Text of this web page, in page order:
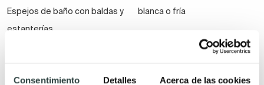
Consentimiento Detalles Acerca de las cookies
Espejos de baño con baldas y
estanterías
blanca o fría